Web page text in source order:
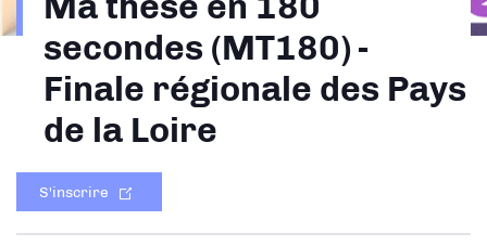
secondes (MT180) -
Finale régionale des Pays
de la Loire
S'inscrire